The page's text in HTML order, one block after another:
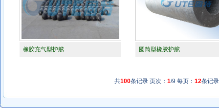
橡胶充气型护舷 圆筒型橡胶护舷
共100条记录 页次： 1/9 每页： 12条记